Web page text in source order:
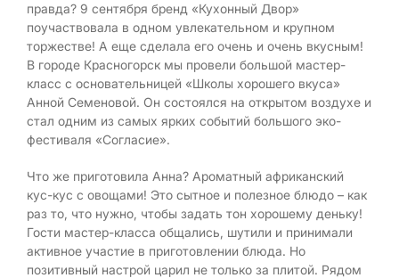
правда? 9 сентября бренд «Кухонный Двор»
поучаствовала в одном увлекательном и крупном
торжестве! А еще сделала его очень и очень вкусным!
В городе Красногорск мы провели большой мастер-
класс с основательницей «Школы хорошего вкуса»
Анной Семеновой. Он состоялся на открытом воздухе и
стал одним из самых ярких событий большого эко-
фестиваля «Согласие».
Что же приготовила Анна? Ароматный африканский
кус-кус с овощами! Это сытное и полезное блюдо – как
раз то, что нужно, чтобы задать тон хорошему деньку!
Гости мастер-класса общались, шутили и принимали
активное участие в приготовлении блюда. Но
позитивный настрой царил не только за плитой. Рядом